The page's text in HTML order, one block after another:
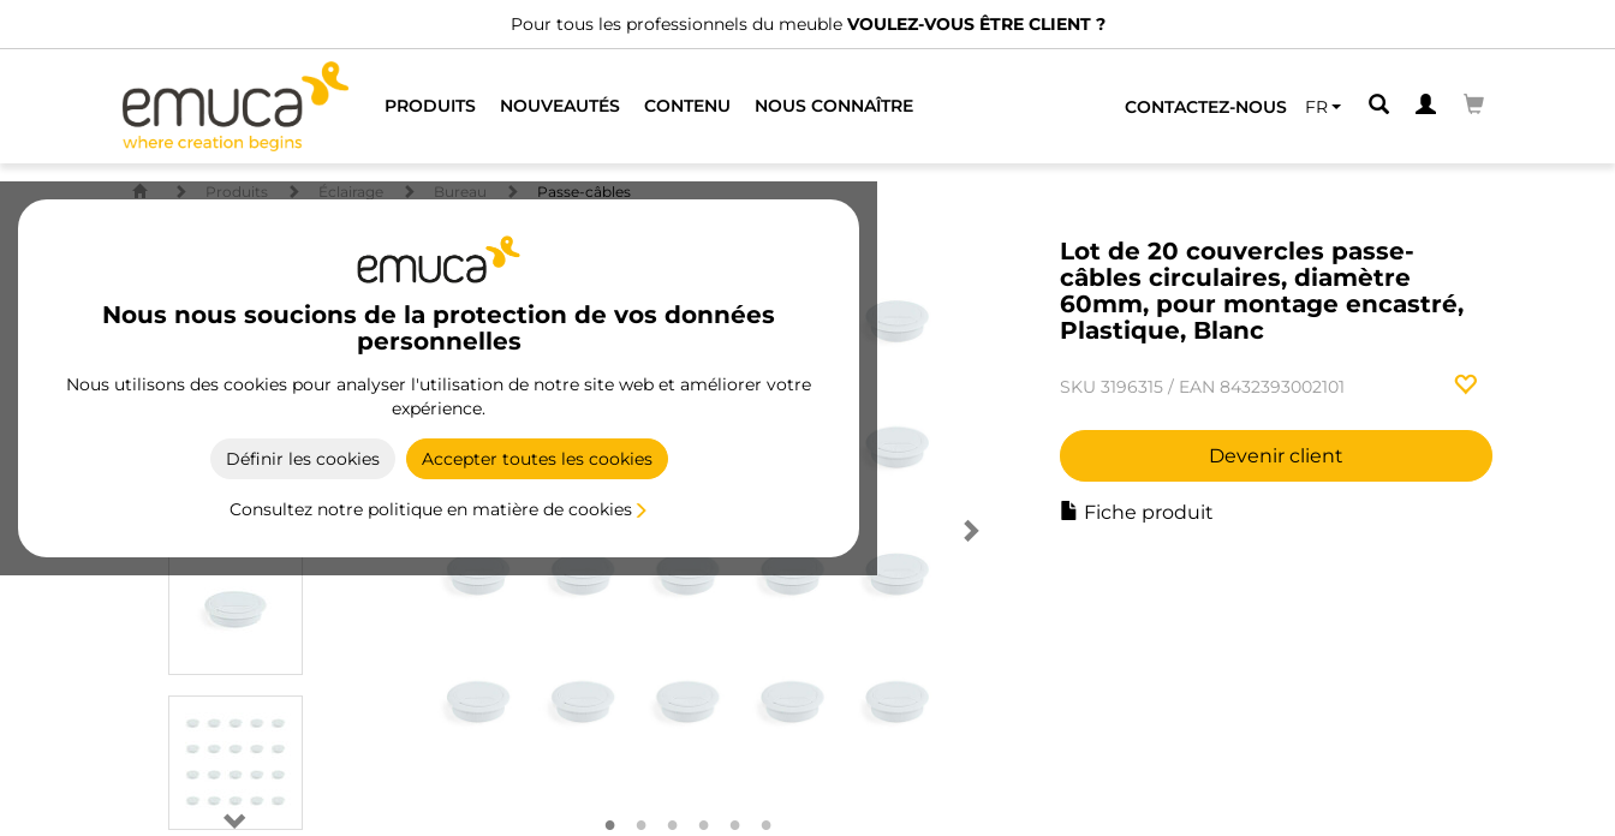
Pour tous les professionnels du meuble VOULEZ-VOUS ÊTRE CLIENT ?
PRODUITS NOUVEAUTÉS CONTENU NOUS CONNAÎTRE CONTACTEZ-NOUS FR
Nous nous soucions de la protection de vos données
personnelles
Nous utilisons des cookies pour analyser l'utilisation de notre site web et améliorer votre
expérience.
Définir les cookies Accepter toutes les cookies
Consultez notre politique en matière de cookies
Produits Éclairage Bureau Passe-câbles
Lot de 20 couvercles passe-
câbles circulaires, diamètre
60mm, pour montage encastré,
Plastique, Blanc
SKU 3196315 / EAN 8432393002101
Devenir client
Fiche produit